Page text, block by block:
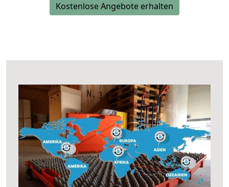
Kostenlose Angebote erhalten